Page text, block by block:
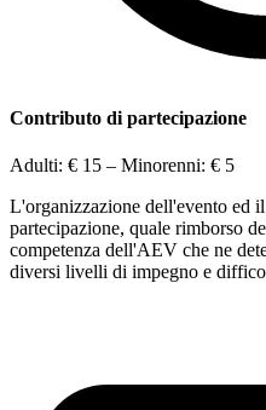
Contributo di partecipazione
Adulti: € 15 – Minorenni: € 5
L'organizzazione dell'evento ed
partecipazione, quale rimborso
competenza dell'AEV che ne
diversi livelli di impegno e